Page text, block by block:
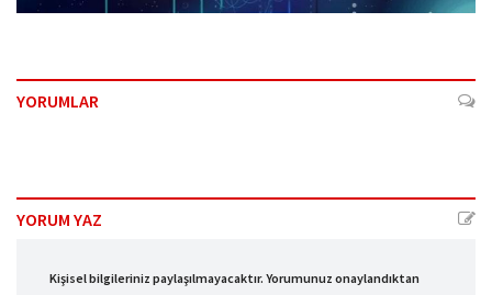
YORUMLAR
YORUM YAZ
Kişisel bilgileriniz paylaşılmayacaktır. Yorumunuz onaylandıktan